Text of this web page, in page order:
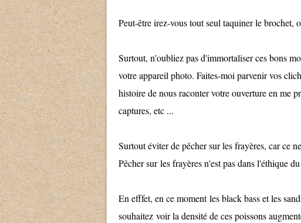
Peut-être irez-vous tout seul taquiner le brochet,
Surtout, n'oubliez pas d'immortaliser ces bons
votre appareil photo. Faites-moi parvenir vos
histoire de nous raconter votre ouverture en me
captures, etc ...
Surtout éviter de pêcher sur les frayères, car ce
Pêcher sur les frayères n'est pas dans l'éthique
En efffet, en ce moment les black bass et les
souhaitez voir la densité de ces poissons